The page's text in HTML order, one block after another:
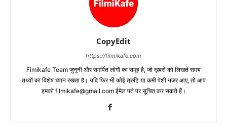
CopyEdit
https://filmikafe.com
Fimikafe Team जुनूनी और समर्पित लोगों का समूह है, जो ख़बरों को लिखते समय
तथ्‍यों का विशेष ध्‍यान रखता है। यदि फिर भी कोई त्रुटि या कमी पेशी नजर आए, तो आप
हमको filmikafe@gmail.com ईमेल पते पर सूचित कर सकते हैं।